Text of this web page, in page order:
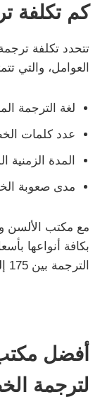
كم تكلفة
تتحدد تكلفة
العوامل، والتي
لغة الترجمة
عدد كلمات
المدة الزمنية
مدى صعوبة
مع مكتب الألسن
بكافة أنواعها
الترجمة بين 175 إلى 250 جنيه لكل 250 كلمة.
أفضل
لترجمة